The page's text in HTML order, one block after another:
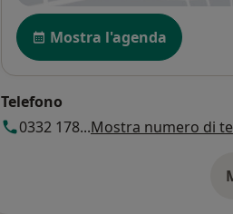
Disponibilità
Mostra l'agenda
Telefono
0332 178...Mostra numero di